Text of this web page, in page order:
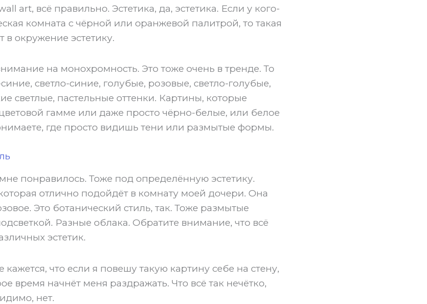
art, всё правильно. Эстетика, да, эстетика. Если у кого-
комната с чёрной или оранжевой палитрой, то такая
в окружение эстетику.
на монохромность. Это тоже очень в тренде. То
светло-синие, голубые, розовые, светло-голубые,
светлые, пастельные оттенки. Картины, которые
гамме или даже просто чёрно-белые, или белое
где просто видишь тени или размытые формы.
мне понравилось. Тоже под определённую эстетику.
отлично подойдёт в комнату моей дочери. Она
Это ботанический стиль, так. Тоже размытые
Разные облака. Обратите внимание, что всё
эстетик.
кажется, что если я повешу такую картину себе на стену,
время начнёт меня раздражать. Что всё так нечётко,
нет.